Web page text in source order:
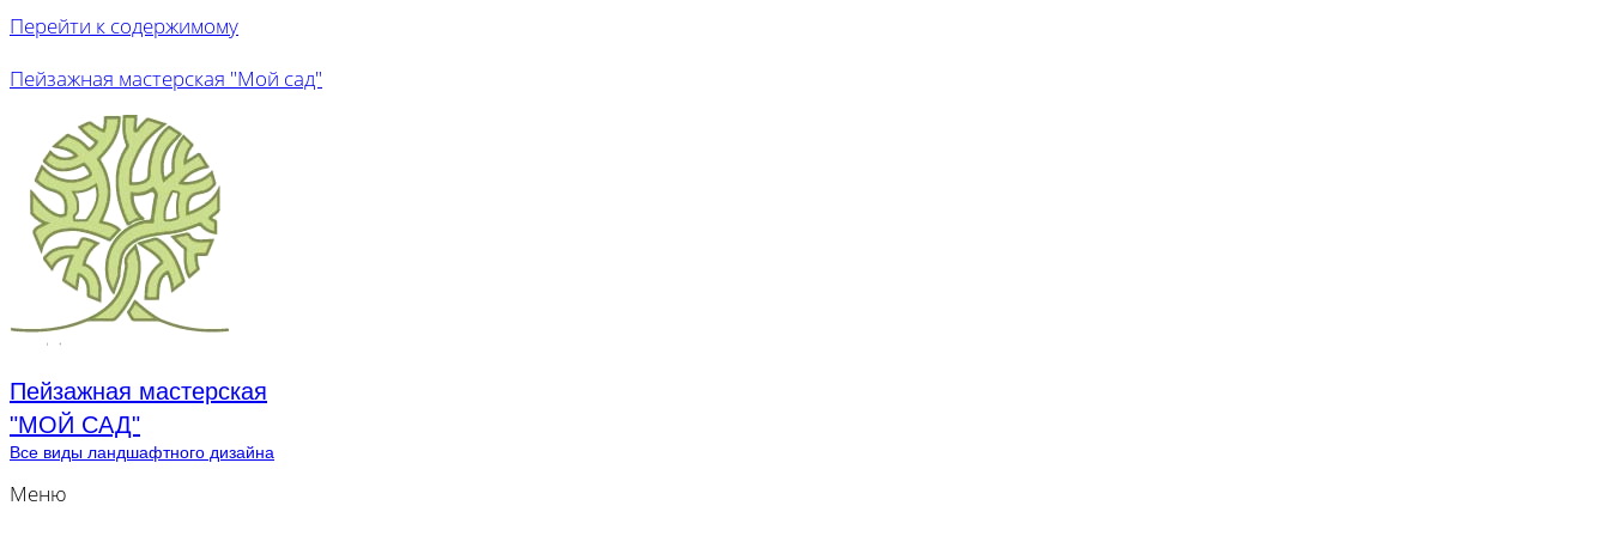
Перейти к содержимому
Пейзажная мастерская "Мой сад"
Пейзажная мастерская
"МОЙ САД"
Все виды ландшафтного дизайна
Меню